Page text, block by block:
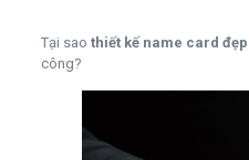
Tại sao thiết kế name card đẹp
công?